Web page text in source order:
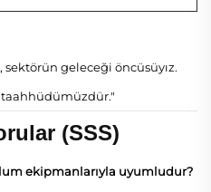
sektörün geleceği öncüsüyız.
(SSS)
ekipmanlarıyla uyumludur?